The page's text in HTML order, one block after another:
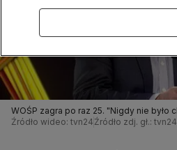
WOŚP zagra po raz 25. "Nigdy nie było
Źródło wideo: tvn24 Źródło zdj. gł.: tvn24